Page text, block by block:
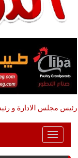
رئيس مجلس الادارة و
Toggle
Navigation